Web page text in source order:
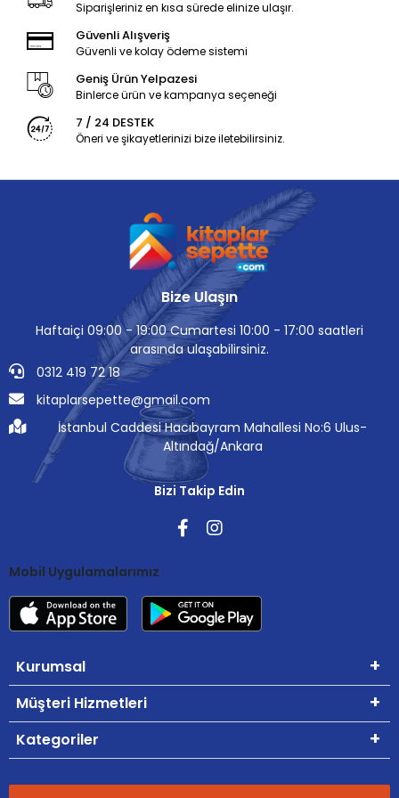
Siparişleriniz en kısa sürede elinize ulaşır.
Güvenli Alışveriş
Güvenli ve kolay ödeme sistemi
Geniş Ürün Yelpazesi
Binlerce ürün ve kampanya seçeneği
7 / 24 DESTEK
Öneri ve şikayetlerinizi bize iletebilirsiniz.
Bize Ulaşın
Haftaiçi 09:00 - 19:00 Cumartesi 10:00 - 17:00 saatleri
arasında ulaşabilirsiniz.
0312 419 72 18
kitaplarsepette@gmail.com
İstanbul Caddesi Hacıbayram Mahallesi No:6 Ulus-
Altındağ/Ankara
Bizi Takip Edin
Mobil Uygulamalarımız
Kurumsal
Müşteri Hizmetleri
Kategoriler